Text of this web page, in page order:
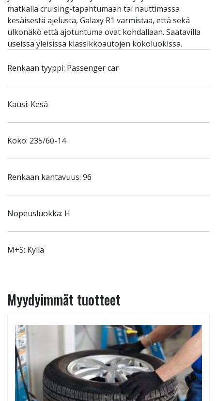
matkalla cruising-tapahtumaan tai nauttimassa
kesäisestä ajelusta, Galaxy R1 varmistaa, että sekä
ulkonäkö että ajotuntuma ovat kohdallaan. Saatavilla
useissa yleisissä klassikkoautojen kokoluokissa.
Renkaan tyyppi: Passenger car
Kausi: Kesä
Koko: 235/60-14
Renkaan kantavuus: 96
Nopeusluokka: H
M+S: Kyllä
Myydyimmät tuotteet